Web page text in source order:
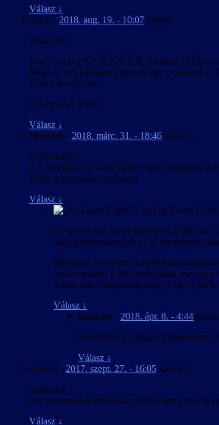
Válasz ↓
Zabla - 2018. aug. 19. - 10:07 szerint:
Sziasztok!
Hogy halad a S.T.A.L.K.E.R. Shadow of
Még pár éve küldtem a tesztről egy csomagot az
Kíváncsi vagyok.
Üdvözlettel: Zabla
Válasz ↓
Hexarius - 2018. márc. 31. - 18:46 szerint:
Üdvözletem!
A Lost alpha “új” verziójához való fordításról
Előre is köszönöm a választ!
Válasz ↓
The Sweet Little
Az új változat kicsit átrendezte a fájlokat,
magyarításcsomagból az új szerkezetet
Minthogy a részletes hibajelentésünkből
lazán lecserélt 1 db szövegfájlra, mely
adunk időt Dezóéknak, hogy végre a
Válasz ↓
Hexarius - 2018. ápr. 8. - 4:44
Köszönöm a választ és türelemmel
Válasz ↓
experto - 2017. szept. 27. - 16:05 szerint:
Sziasztok
Azt szeretném kérdezni hogy a Stalker clear
Válasz ↓